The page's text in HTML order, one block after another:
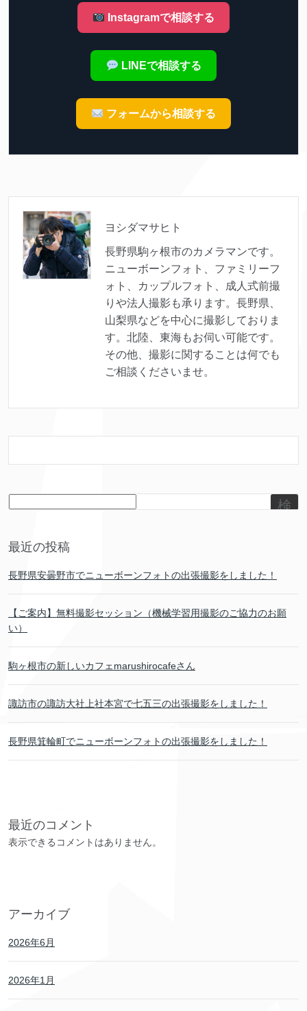
Instagramで相談する
LINEで相談する
フォームから相談する
ヨシダマサヒト
長野県駒ヶ根市のカメラマンです。
ニューボーンフォト、ファミリーフ
ォト、カップルフォト、成人式前撮
りや法人撮影も承ります。長野県、
山梨県などを中心に撮影しておりま
す。北陸、東海もお伺い可能です。
その他、撮影に関することは何でも
ご相談くださいませ。
検
最近の投稿
長野県安曇野市でニューボーンフォトの出張撮影をしました！
【ご案内】無料撮影セッション（機械学習用撮影のご協力のお願
い）
駒ヶ根市の新しいカフェmarushirocafeさん
諏訪市の諏訪大社上社本宮で七五三の出張撮影をしました！
長野県箕輪町でニューボーンフォトの出張撮影をしました！
最近のコメント
表示できるコメントはありません。
アーカイブ
2026年6月
2026年1月